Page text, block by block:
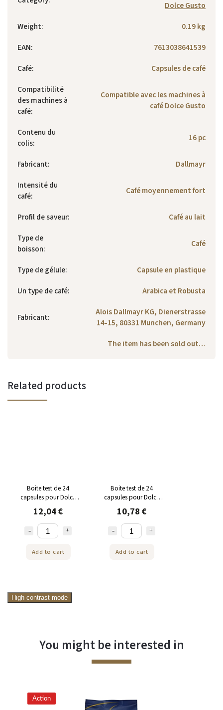
Dolce Gusto
Weight:
0.19 kg
EAN:
7613038641539
Café:
Capsules de café
Compatibilité
des machines à
café:
Compatible avec les machines à
café Dolce Gusto
Contenu du
colis: 16 pc
Fabricant:
Dallmayr
Intensité du
café: Café moyennement fort
Profil de saveur:
Café au lait
Type de
boisson: Café
Type de gélule:
Capsule en plastique
Un type de café: Arabica et Robusta
Fabricant:
Alois Dallmayr KG, Dienerstrasse
14-15, 80331 Munchen, Germany
The item has been sold out…
Related products
Boite test de 24
capsules pour Dolce
Gusto® Thé & Chocolat
de NEJKAFE
12,04 €
Add to cart
Boite test de 24
capsules pour Dolce
Gusto® Dolce Vita de
NEJKAFE
10,78 €
Add to cart
High-contrast mode
You might be interested in
Action